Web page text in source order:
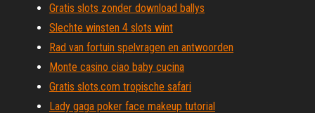
Gratis slots zonder download ballys
Slechte winsten 4 slots wint
Rad van fortuin spelvragen en antwoorden
Monte casino ciao baby cucina
Gratis slots.com tropische safari
Lady gaga poker face makeup tutorial